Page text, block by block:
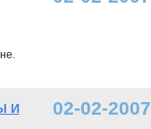
И
02-02-2007